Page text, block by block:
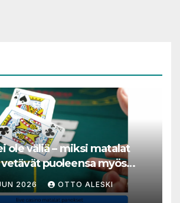
ole väliä – miksi matalat
puoleensa myös
2026 OTTO ALESKI